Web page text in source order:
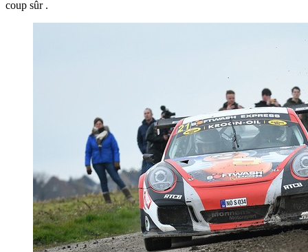
coup sûr .